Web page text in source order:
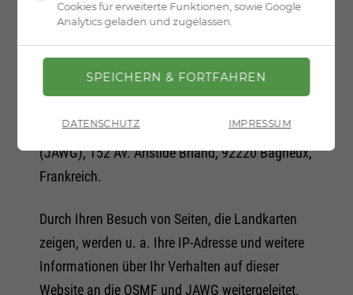
OpenStreetMap (OSM). Anbieterin ist die Open-
Road, Sutton Coldfield, West Midlands, B72 1JU,
Vereinigtes Königreich. Als Lieferant für
eingebunden, Anbieterin hierfür ist die SAS Jawg
(JAWG), 152 Av. Aristide Briand, 92220 Bagneux,
Frankreich.
Durch Ihren Besuch von Seiten, die Landkarten
zeigen, werden u. a. Ihre IP-Adresse und weitere
Informationen über Ihr Verhalten auf dieser
Website an die OSMF und JAWG weitergeleitet.
Cookies für erweiterte Funktionen, sowie Google
Analytics geladen und zugelassen.
DATENSCHUTZ IMPRESSUM